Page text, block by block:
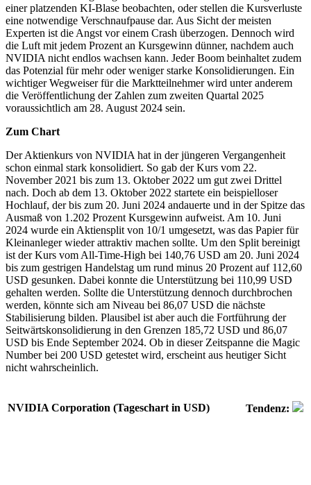
einer platzenden KI-Blase beobachten, oder stellen die Kursverluste
eine notwendige Verschnaufpause dar. Aus Sicht der meisten
Experten ist die Angst vor einem Crash überzogen. Dennoch wird
die Luft mit jedem Prozent an Kursgewinn dünner, nachdem auch
NVIDIA nicht endlos wachsen kann. Jeder Boom beinhaltet zudem
das Potenzial für mehr oder weniger starke Konsolidierungen. Ein
wichtiger Wegweiser für die Marktteilnehmer wird unter anderem
die Veröffentlichung der Zahlen zum zweiten Quartal 2025
voraussichtlich am 28. August 2024 sein.
Zum Chart
Der Aktienkurs von NVIDIA hat in der jüngeren Vergangenheit
schon einmal stark konsolidiert. So gab der Kurs vom 22.
November 2021 bis zum 13. Oktober 2022 um gut zwei Drittel
nach. Doch ab dem 13. Oktober 2022 startete ein beispielloser
Hochlauf, der bis zum 20. Juni 2024 andauerte und in der Spitze das
Ausmaß von 1.202 Prozent Kursgewinn aufweist. Am 10. Juni
2024 wurde ein Aktiensplit von 10/1 umgesetzt, was das Papier für
Kleinanleger wieder attraktiv machen sollte. Um den Split bereinigt
ist der Kurs vom All-Time-High bei 140,76 USD am 20. Juni 2024
bis zum gestrigen Handelstag um rund minus 20 Prozent auf 112,60
USD gesunken. Dabei konnte die Unterstützung bei 110,99 USD
gehalten werden. Sollte die Unterstützung dennoch durchbrochen
werden, könnte sich am Niveau bei 86,07 USD die nächste
Stabilisierung bilden. Plausibel ist aber auch die Fortführung der
Seitwärtskonsolidierung in den Grenzen 185,72 USD und 86,07
USD bis Ende September 2024. Ob in dieser Zeitspanne die Magic
Number bei 200 USD getestet wird, erscheint aus heutiger Sicht
nicht wahrscheinlich.
NVIDIA Corporation (Tageschart in USD) Tendenz: